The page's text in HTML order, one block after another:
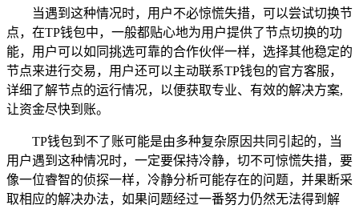
当遇到这种情况时，用户不必惊慌失措，可以尝试切换节
点，在TP钱包中，一般都贴心地为用户提供了节点切换的功
能，用户可以如同挑选可靠的合作伙伴一样，选择其他稳定的
节点来进行交易，用户还可以主动联系TP钱包的官方客服，
详细了解节点的运行情况，以便获取专业、有效的解决方案,
让资金尽快到账。
TP钱包到不了账可能是由多种复杂原因共同引起的，当
用户遇到这种情况时，一定要保持冷静，切不可惊慌失措，要
像一位睿智的侦探一样，冷静分析可能存在的问题，并果断采
取相应的解决办法，如果问题经过一番努力仍然无法得到解